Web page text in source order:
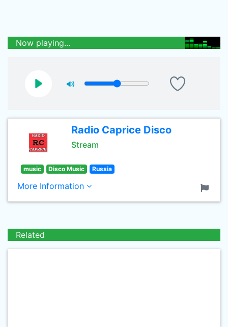
Now playing...
Radio Caprice Disco
Stream
music Disco Music Russia
More Information
Related